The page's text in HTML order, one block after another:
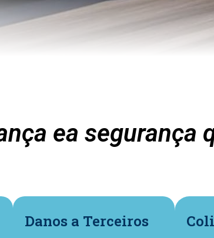
ea segurança
Danos a Terceiros